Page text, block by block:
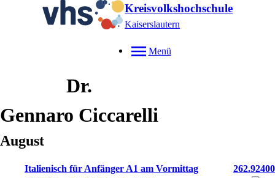
Kreisvolkshochschule
Kaiserslautern
Menü
Dr.
Gennaro Ciccarelli
August
Italienisch für Anfänger A1 am Vormittag
262.92400